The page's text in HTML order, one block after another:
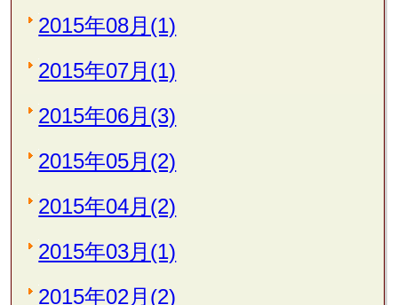
2015年08月(1)
2015年07月(1)
2015年06月(3)
2015年05月(2)
2015年04月(2)
2015年03月(1)
2015年02月(2)